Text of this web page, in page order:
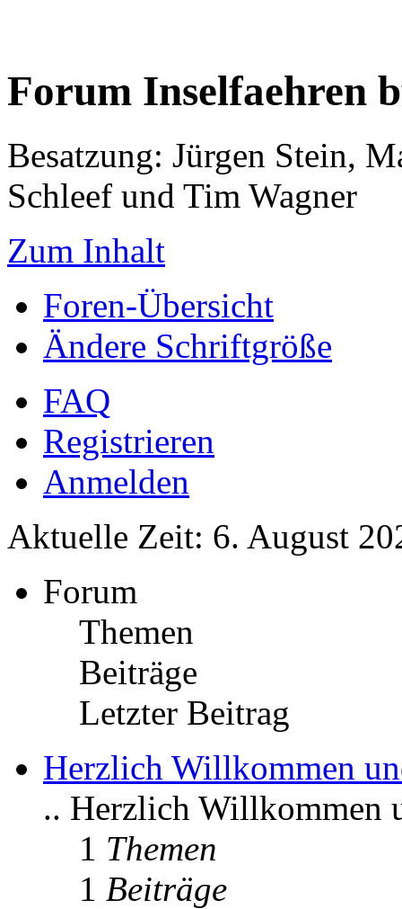
Forum Inselfaehren
Besatzung: Jürgen Stein,
Schleef und Tim Wagner
Zum Inhalt
Foren-Übersicht
Ändere Schriftgröße
FAQ
Registrieren
Anmelden
Aktuelle Zeit: 6. August
Forum
Themen
Beiträge
Letzter Beitrag
Herzlich Willkommen
.. Herzlich Willkommen
1 Themen
1 Beiträge